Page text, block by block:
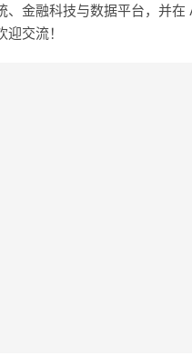
金融科技与数据平台，并
交流！